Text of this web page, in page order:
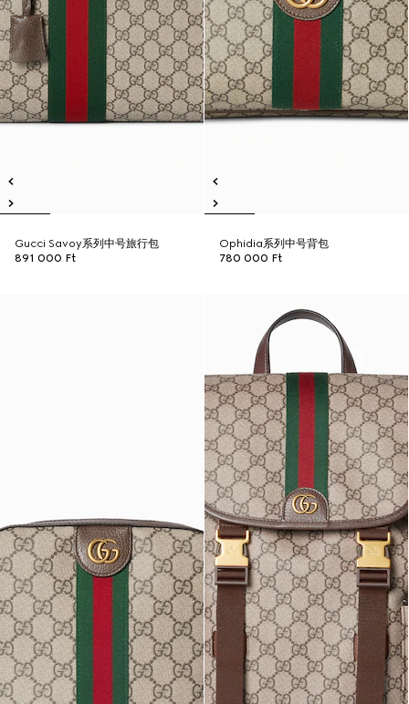
Gucci Savoy系列中号旅行包
891 000 Ft
Ophidia系列中号背包
780 000 Ft